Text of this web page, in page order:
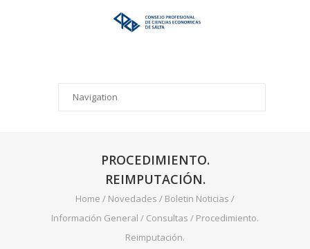
PROCEDIMIENTO.
REIMPUTACIÓN.
Home / Novedades / Boletin Noticias /
Información General / Consultas / Procedimiento.
Reimputación.